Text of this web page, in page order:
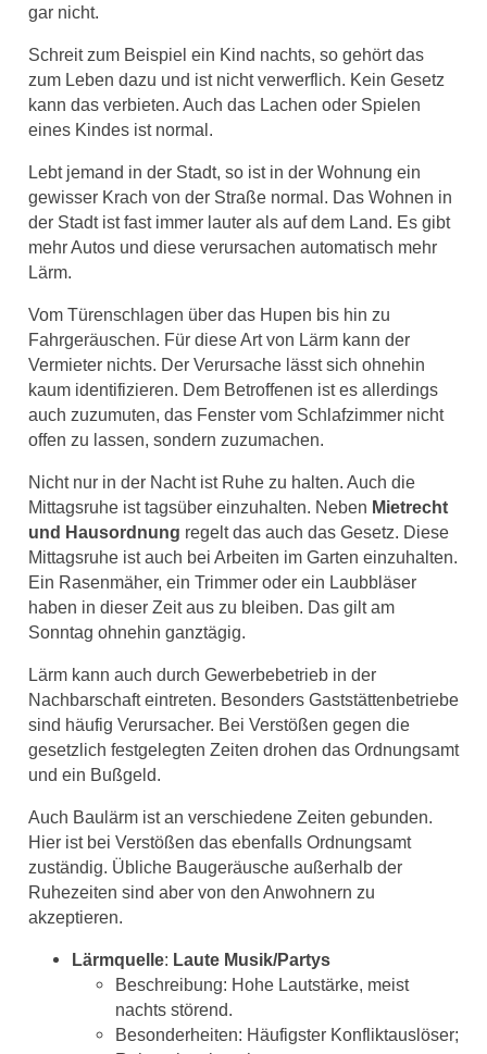
gar nicht.
Schreit zum Beispiel ein Kind nachts, so gehört das
zum Leben dazu und ist nicht verwerflich. Kein Gesetz
kann das verbieten. Auch das Lachen oder Spielen
eines Kindes ist normal.
Lebt jemand in der Stadt, so ist in der Wohnung ein
gewisser Krach von der Straße normal. Das Wohnen in
der Stadt ist fast immer lauter als auf dem Land. Es gibt
mehr Autos und diese verursachen automatisch mehr
Lärm.
Vom Türenschlagen über das Hupen bis hin zu
Fahrgeräuschen. Für diese Art von Lärm kann der
Vermieter nichts. Der Verursache lässt sich ohnehin
kaum identifizieren. Dem Betroffenen ist es allerdings
auch zuzumuten, das Fenster vom Schlafzimmer nicht
offen zu lassen, sondern zuzumachen.
Nicht nur in der Nacht ist Ruhe zu halten. Auch die
Mittagsruhe ist tagsüber einzuhalten. Neben Mietrecht
und Hausordnung regelt das auch das Gesetz. Diese
Mittagsruhe ist auch bei Arbeiten im Garten einzuhalten.
Ein Rasenmäher, ein Trimmer oder ein Laubbläser
haben in dieser Zeit aus zu bleiben. Das gilt am
Sonntag ohnehin ganztägig.
Lärm kann auch durch Gewerbebetrieb in der
Nachbarschaft eintreten. Besonders Gaststättenbetriebe
sind häufig Verursacher. Bei Verstößen gegen die
gesetzlich festgelegten Zeiten drohen das Ordnungsamt
und ein Bußgeld.
Auch Baulärm ist an verschiedene Zeiten gebunden.
Hier ist bei Verstößen das ebenfalls Ordnungsamt
zuständig. Übliche Baugeräusche außerhalb der
Ruhezeiten sind aber von den Anwohnern zu
akzeptieren.
Lärmquelle: Laute Musik/Partys
Beschreibung: Hohe Lautstärke, meist
nachts störend.
Besonderheiten: Häufigster Konfliktauslöser;